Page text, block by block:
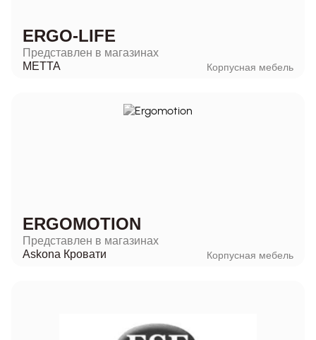
ERGO-LIFE
Представлен в магазинах
METTA
Корпусная мебель
ERGOMOTION
Представлен в магазинах
Askona Кровати
Корпусная мебель